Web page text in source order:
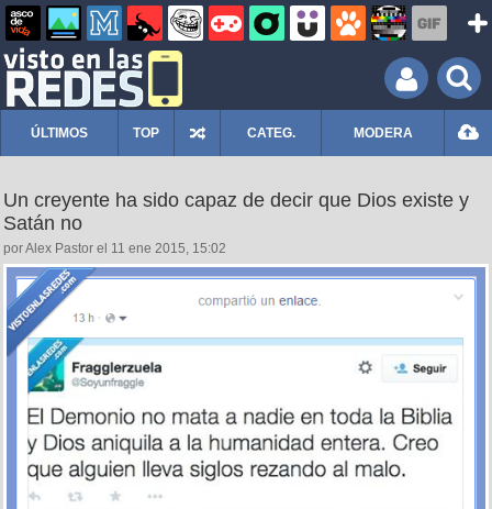
ÚLTIMOS TOP CATEG. MODERA
Un creyente ha sido capaz de decir que Dios existe y
Satán no
por Alex Pastor el 11 ene 2015, 15:02